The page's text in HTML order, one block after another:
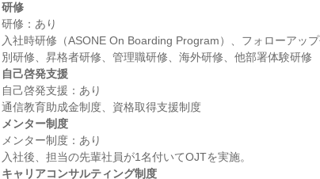
研修
研修：あり
入社時研修（ASONE On Boarding Program）、フォローアッ
自己啓発支援
自己啓発支援：あり
メンター制度
メンター制度：あり
キャリアコンサルティング制度